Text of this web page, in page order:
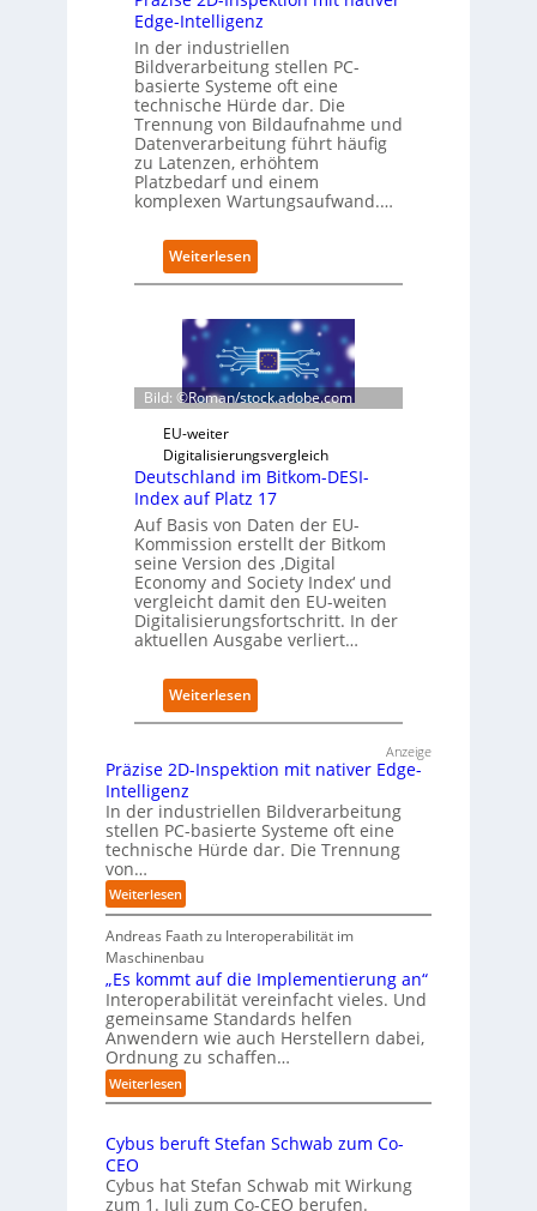
y
A
u
s
b
a
u
e
ö
f
f
n
e
t
n
e
e
n
a
m
p
u
s
Edge-Intelligenz
In der industriellen
Bildverarbeitung stellen PC-
basierte Systeme oft eine
technische Hürde dar. Die
Trennung von Bildaufnahme und
Datenverarbeitung führt häufig
zu Latenzen, erhöhtem
Platzbedarf und einem
komplexen Wartungsaufwand.…
Weiterlesen:
P
ä
i
s
e
D
-
I
s
p
e
k
t
i
n
m
i
n
t
i
v
d
e
-
I
n
l
g
e
Bild: ©Roman/stock.adobe.com
EU-weiter
Digitalisierungsvergleich
Deutschland im Bitkom-DESI-
Index auf Platz 17
Auf Basis von Daten der EU-
Kommission erstellt der Bitkom
seine Version des ‚Digital
Economy and Society Index‘ und
vergleicht damit den EU-weiten
Digitalisierungsfortschritt. In der
aktuellen Ausgabe verliert…
Weiterlesen:
D
u
t
c
h
n
d
m
B
i
t
k
m
D
S
Anzeige
Präzise 2D-Inspektion mit nativer Edge-
Intelligenz
In der industriellen Bildverarbeitung
stellen PC-basierte Systeme oft eine
technische Hürde dar. Die Trennung
von…
Weiterlesen:
P
r
ä
z
i
s
e
2
D
-
n
p
e
Andreas Faath zu Interoperabilität im
Maschinenbau
„Es kommt auf die Implementierung an“
Interoperabilität vereinfacht vieles. Und
gemeinsame Standards helfen
Anwendern wie auch Herstellern dabei,
Ordnung zu schaffen…
Weiterlesen:
„
s
o
m
Cybus beruft Stefan Schwab zum Co-
CEO
Cybus hat Stefan Schwab mit Wirkung
zum 1. Juli zum Co-CEO berufen.